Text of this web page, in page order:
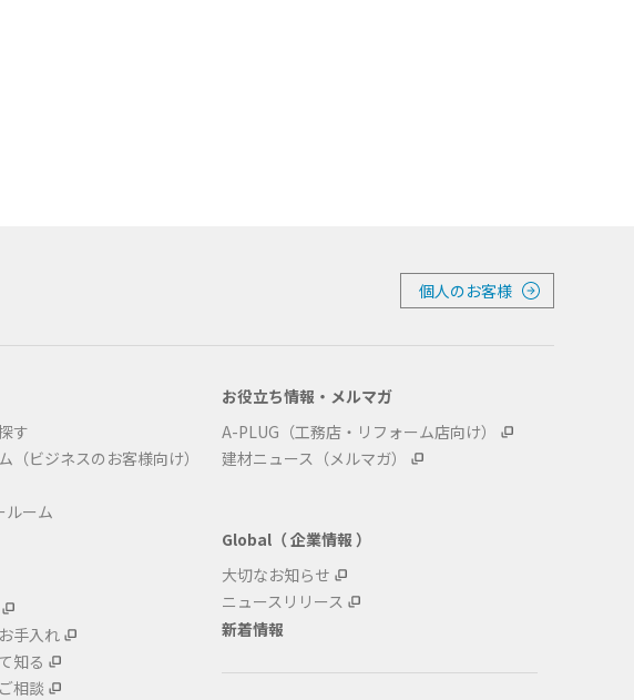
個人のお客様
す
（ビジネスのお客様向け）
ルーム
手入れ
知る
相談
お役立ち情報・メルマガ
A-PLUG（工務店・リフォーム店向け）
建材ニュース（メルマガ）
Global（ 企業情報 ）
大切なお知らせ
ニュースリリース
新着情報